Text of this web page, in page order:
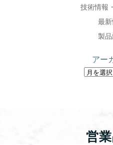
技術情報
最
製
アー
営